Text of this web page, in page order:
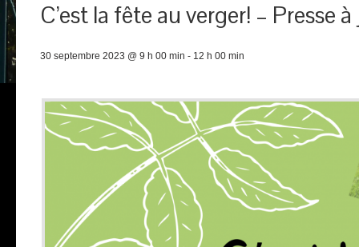
C’est la fête au verger! – Presse
30 septembre 2023 @ 9 h 00 min - 12 h 00 min